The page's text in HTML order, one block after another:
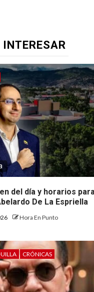
INTERESAR
del día y horarios
De La Espriella
Hora En Punto
CRÓNICAS